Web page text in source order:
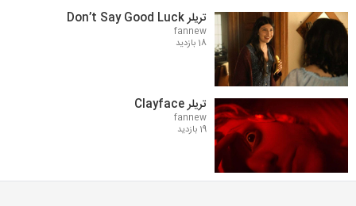
تریلر Don’t Say Good Luck
fannew
18 بازدید
تریلر Clayface
fannew
19 بازدید